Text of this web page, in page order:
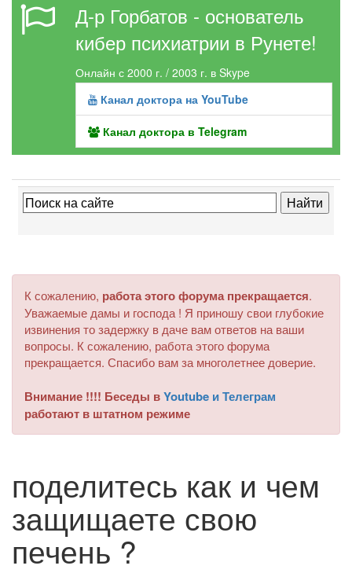
Д-р Горбатов - основатель
кибер психиатрии в Рунете!
Онлайн с 2000 г. / 2003 г. в Skype
Канал доктора на YouTube
Канал доктора в Telegram
К сожалению, работа этого форума прекращается.
Уважаемые дамы и господа ! Я приношу свои глубокие
извинения то задержку в даче вам ответов на ваши
вопросы. К сожалению, работа этого форума
прекращается. Спасибо вам за многолетнее доверие.
Внимание !!!! Беседы вYoutube и Телеграм
работают в штатном режиме
поделитесь как и чем
защищаете свою
печень ?